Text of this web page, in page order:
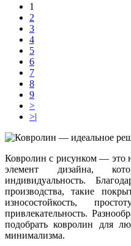
1
2
3
4
5
6
7
8
9
>
>|
Ковролин с рисунком — это
элемент дизайна,
индивидуальность.
производства, такие
износостойкость,
привлекательность.
подобрать ковролин для
минимализма.